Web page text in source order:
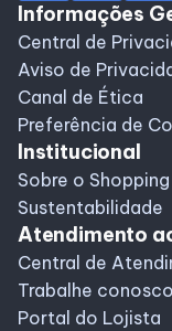
Informações
Central de
Aviso de
Canal de Ética
Preferência de
Institucional
Sobre o Shopping
Sustentabilidade
Atendimento
Central de
Trabalhe conosco
Portal do Lojista